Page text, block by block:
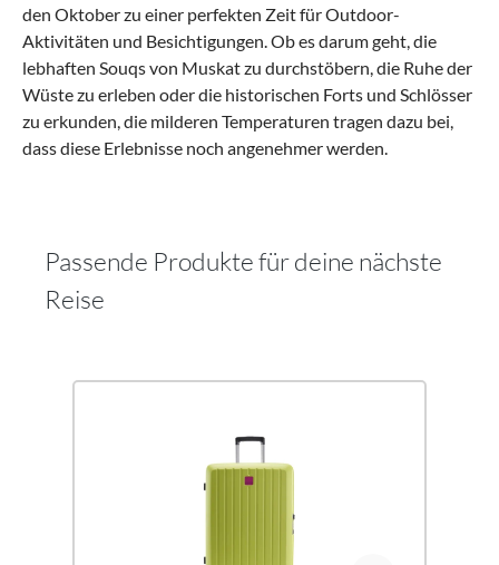
den Oktober zu einer perfekten Zeit für Outdoor-
Aktivitäten und Besichtigungen. Ob es darum geht, die
lebhaften Souqs von Muskat zu durchstöbern, die Ruhe der
Wüste zu erleben oder die historischen Forts und Schlösser
zu erkunden, die milderen Temperaturen tragen dazu bei,
dass diese Erlebnisse noch angenehmer werden.
Passende Produkte für deine nächste
Reise